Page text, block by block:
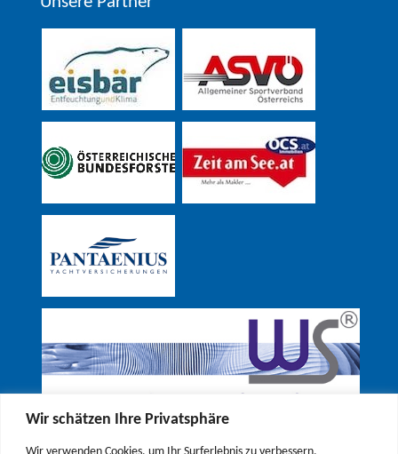
Wir schätzen Ihre Privatsphäre
Wir verwenden Cookies, um Ihr Surferlebnis zu verbessern,